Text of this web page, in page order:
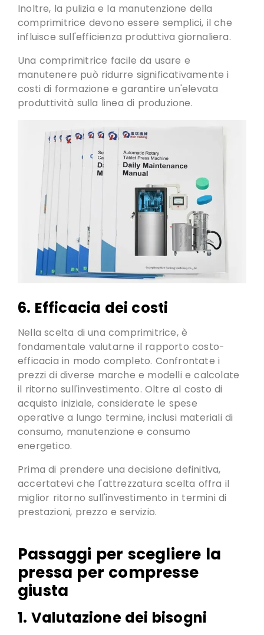
Inoltre, la pulizia e la manutenzione della
comprimitrice devono essere semplici, il che
influisce sull'efficienza produttiva giornaliera.
Una comprimitrice facile da usare e
manutenere può ridurre significativamente i
costi di formazione e garantire un'elevata
produttività sulla linea di produzione.
6. Efficacia dei costi
Nella scelta di una comprimitrice, è
fondamentale valutarne il rapporto costo-
efficacia in modo completo. Confrontate i
prezzi di diverse marche e modelli e calcolate
il ritorno sull'investimento. Oltre al costo di
acquisto iniziale, considerate le spese
operative a lungo termine, inclusi materiali di
consumo, manutenzione e consumo
energetico.
Prima di prendere una decisione definitiva,
accertatevi che l'attrezzatura scelta offra il
miglior ritorno sull'investimento in termini di
prestazioni, prezzo e servizio.
Passaggi per scegliere la
pressa per compresse
giusta
1. Valutazione dei bisogni